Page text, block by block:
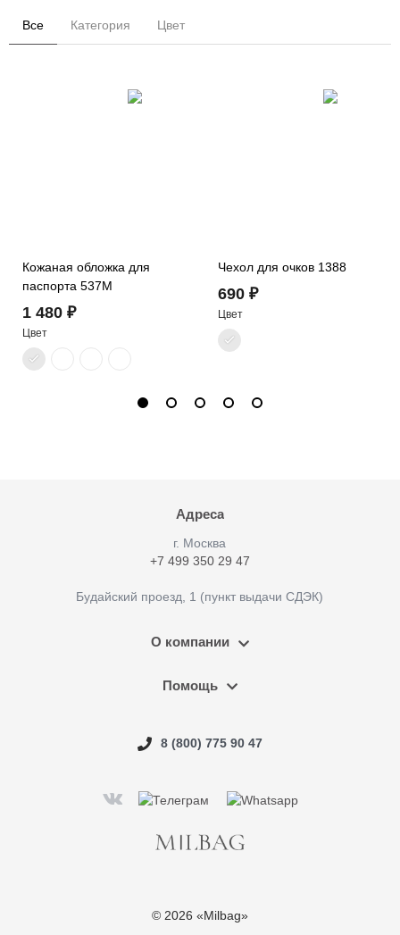
Все Категория Цвет
Кожаная обложка для
паспорта 537M
1 480 ₽
Цвет
Чехол для очков 1388
690 ₽
Цвет
Адреса
г. Москва
+7 499 350 29 47
Будайский проезд, 1 (пункт выдачи СДЭК)
О компании
Помощь
8 (800) 775 90 47
© 2026 «Milbag»